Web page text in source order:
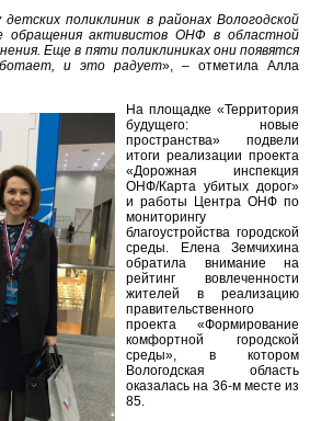
поликлиник в районах Вологодской
обращения активистов ОНФ в областной
Еще в пяти поликлиниках они появятся
и это радует», – отметила Алла
На площадке «Территория
будущего: новые
пространства» подвели
итоги реализации проекта
«Дорожная инспекция
ОНФ/Карта убитых дорог»
и работы Центра ОНФ по
мониторингу
благоустройства городской
среды. Елена Земчихина
обратила внимание на
рейтинг вовлеченности
жителей в реализацию
правительственного
проекта «Формирование
комфортной городской
среды», в котором
Вологодская область
оказалась на 36-м месте из
85.